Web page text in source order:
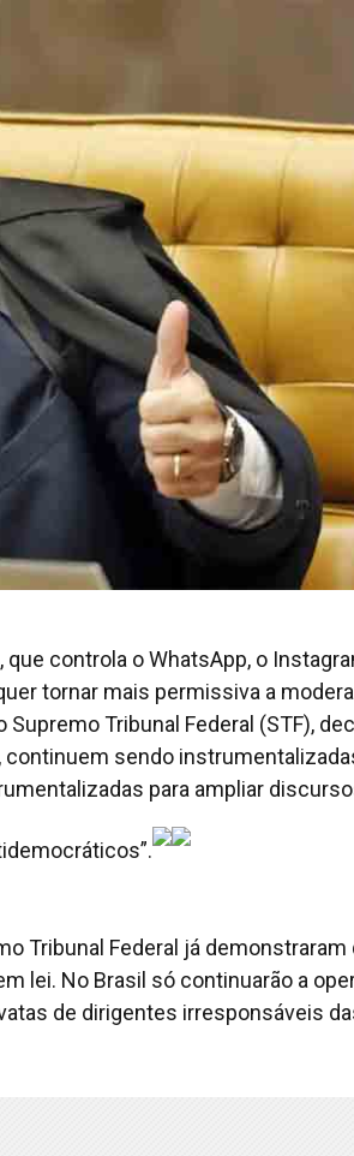
controla o WhatsApp, o
tornar mais permissiva a
Tribunal Federal (STF),
continuem sendo
para ampliar
Tribunal Federal já demonstraram
lei. No Brasil só continuarão a
de dirigentes irresponsáveis